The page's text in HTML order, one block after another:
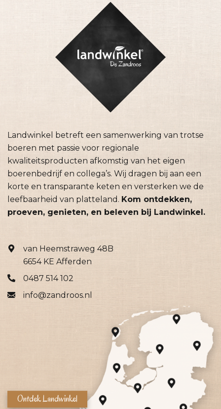
Landwinkel betreft een samenwerking van trotse
boeren met passie voor regionale
kwaliteitsproducten afkomstig van het eigen
boerenbedrijf en collega’s. Wij dragen bij aan een
korte en transparante keten en versterken we de
leefbaarheid van platteland. Kom ontdekken,
proeven, genieten, en beleven bij Landwinkel.
van Heemstraweg 48B
6654 KE Afferden
0487 514 102
info@zandroos.nl
Ontdek Landwinkel